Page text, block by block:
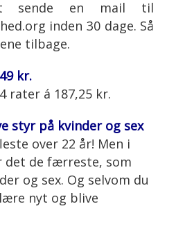
sende en mail til
inden 30 dage. Så
tilbage.
kr.
rater á 187,25 kr.
styr på kvinder og sex
over 22 år! Men i
det de færreste, som
og sex. Og selvom du
nyt og blive